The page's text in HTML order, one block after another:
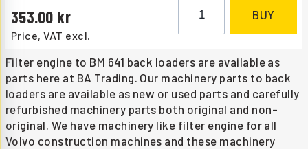
Price, VAT excl.
353.00 BUY
Filter engine to BM 641 back loaders are available as
parts here at BA Trading. Our machinery parts to back
loaders are available as new or used parts and carefully
refurbished machinery parts both original and non-
original. We have machinery like filter engine for all
Volvo construction machines and these machinery